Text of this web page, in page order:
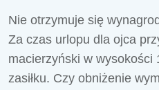
Nie otrzymuje się
Za czas urlopu dla ojca
macierzyński w wysokości
zasiłku. Czy obniżenie